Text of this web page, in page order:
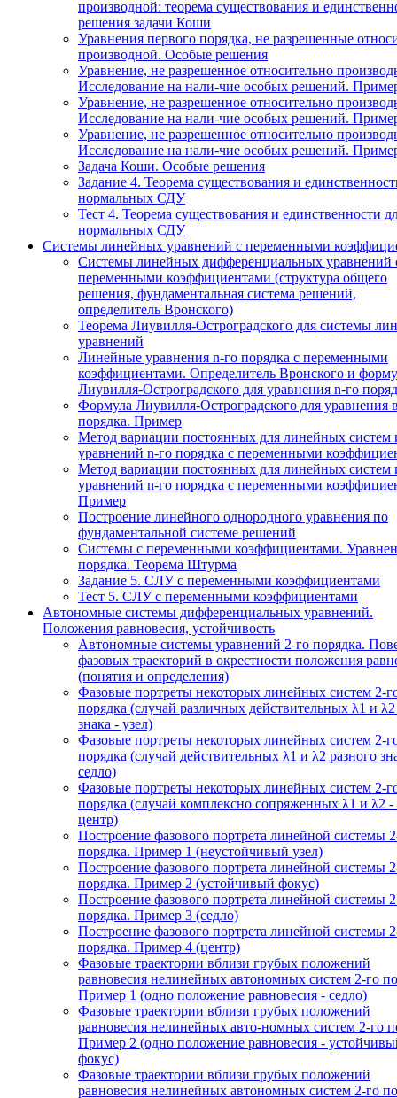
производной: теорема существования и
решения задачи Коши
Уравнения первого порядка, не разрешенные
производной. Особые решения
Уравнение, не разрешенное относительно
Исследование на нали-чие особых решений.
Уравнение, не разрешенное относительно
Исследование на нали-чие особых решений.
Уравнение, не разрешенное относительно
Исследование на нали-чие особых решений.
Задача Коши. Особые решения
Задание 4. Теорема существования и
нормальных СДУ
Тест 4. Теорема существования и единственности
нормальных СДУ
Системы линейных уравнений с переменными
Системы линейных дифференциальных уравнений
переменными коэффициентами (структура общего
решения, фундаментальная система решений,
определитель Вронского)
Теорема Лиувилля-Остроградского для системы
уравнений
Линейные уравнения n-го порядка с переменными
коэффициентами. Определитель Вронского и
Лиувилля-Остроградского для уравнения n-го
Формула Лиувилля-Остроградского для уравнения
порядка. Пример
Метод вариации постоянных для линейных систем
уравнений n-го порядка с переменными
Метод вариации постоянных для линейных систем
уравнений n-го порядка с переменными
Пример
Построение линейного однородного уравнения по
фундаментальной системе решений
Системы с переменными коэффициентами.
порядка. Теорема Штурма
Задание 5. СЛУ с переменными коэффициентами
Тест 5. СЛУ с переменными коэффициентами
Автономные системы дифференциальных уравнений.
Положения равновесия, устойчивость
Автономные системы уравнений 2-го порядка.
фазовых траекторий в окрестности положения
(понятия и определения)
Фазовые портреты некоторых линейных систем 2-
порядка (случай различных действительных λ1 и
знака - узел)
Фазовые портреты некоторых линейных систем 2-
порядка (случай действительных λ1 и λ2 разного
седло)
Фазовые портреты некоторых линейных систем 2-
порядка (случай комплексно сопряженных λ1 и λ2 -
центр)
Построение фазового портрета линейной системы
порядка. Пример 1 (неустойчивый узел)
Построение фазового портрета линейной системы
порядка. Пример 2 (устойчивый фокус)
Построение фазового портрета линейной системы
порядка. Пример 3 (седло)
Построение фазового портрета линейной системы
порядка. Пример 4 (центр)
Фазовые траектории вблизи грубых положений
равновесия нелинейных автономных систем 2-го
Пример 1 (одно положение равновесия - седло)
Фазовые траектории вблизи грубых положений
равновесия нелинейных авто-номных систем 2-го
Пример 2 (одно положение равновесия -
фокус)
Фазовые траектории вблизи грубых положений
равновесия нелинейных автономных систем 2-го